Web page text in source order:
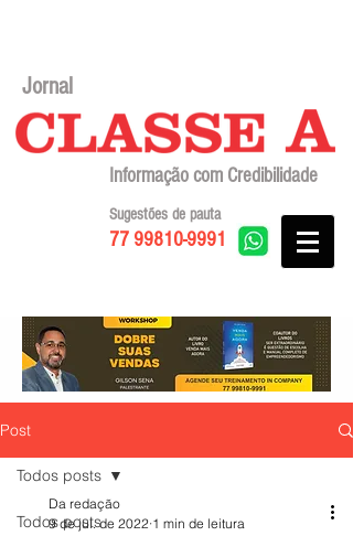
Jornal
Informação com Credibilidade
77 99810-9991
Sugestões de pauta
Post
Todos posts
Todos posts
Da redação
9 de jul. de 2022 1 min de leitura